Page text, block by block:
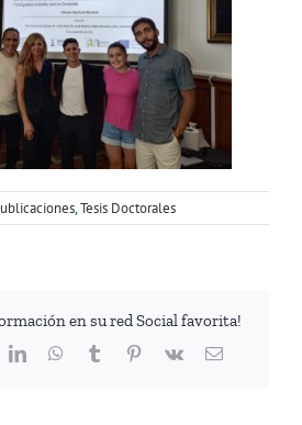
,Tesis Doctorales
en su red Social favorita!
LinkedInWhatsApp
TumblrPinterest
Vk
Correo